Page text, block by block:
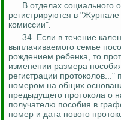
В отделах социального
регистрируются в
комиссии".
34. Если в течение
выплачиваемого семье
рождением ребенка, то
изменении размера
регистрации
номером на общих
предыдущего протокола о
получателю пособия в
номер и дата нового